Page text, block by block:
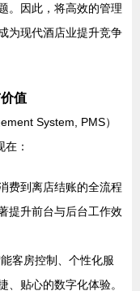
。因此，将高效的管理
为现代酒店业提升竞争
值
System, PMS）
：
费到离店结账的全流程
提升前台与后台工作效
客房控制、个性化服
、贴心的数字化体验。